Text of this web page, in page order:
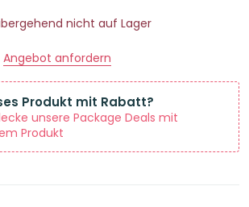
nicht auf Lager
Angebot anfordern
Produkt mit Rabatt?
unsere Package Deals mit
Produkt